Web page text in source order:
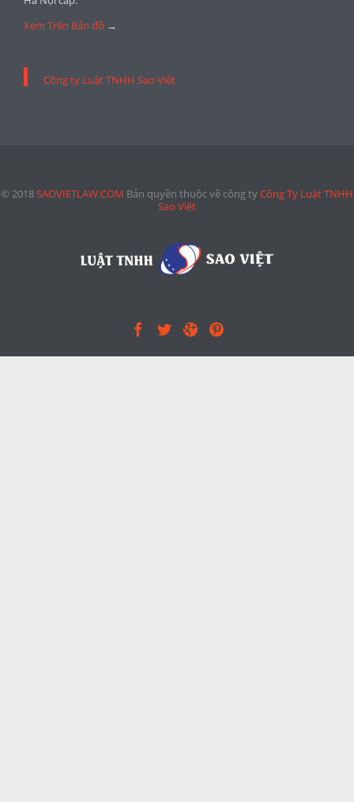
Xem Trên Bản đồ →
Công ty Luật TNHH Sao Việt
© 2018SAOVIETLAW.COM Bản quyền thuộc về công tyCông Ty Luật TNHH
Sao Việt
   